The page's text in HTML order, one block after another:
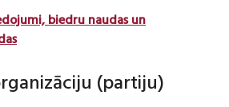
biedru naudas un
(partiju)